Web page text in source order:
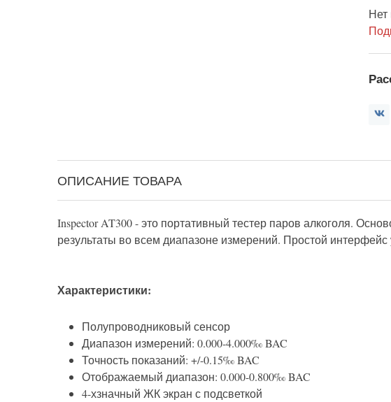
Нет
ОПИСАНИЕ ТОВАРА
Inspector AT300 - это портативный тестер паров алкоголя.
результаты во всем диапазоне измерений. Простой
Характеристики:
Полупроводниковый сенсор
Диапазон измерений: 0.000-4.000‰ BAC
Точность показаний: +/-0.15‰ BAC
Отображаемый диапазон: 0.000-0.800‰ BAC
4-хзначный ЖК экран с подсветкой